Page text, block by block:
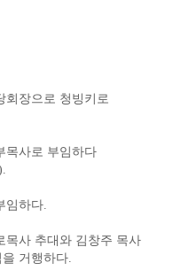
회장으로 청빙키로
목사로 부임하다
임하다.
목사 추대와 김창주 목사
거행하다.